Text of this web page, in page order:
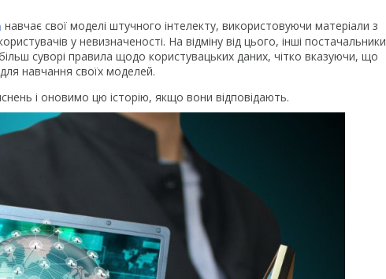
навчає свої моделі штучного інтелекту, використовуючи матеріали з
у невизначеності. На відміну від цього, інші постачальники
суворі правила щодо користувацьких даних, чітко вказуючи, що
для навчання своїх моделей.
і оновимо цю історію, якщо вони відповідають.